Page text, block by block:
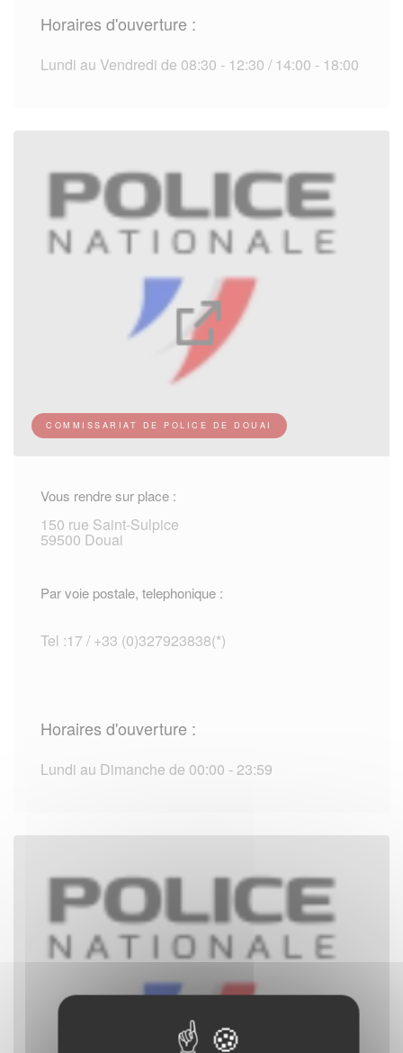
Horaires d'ouverture :
Lundi au Vendredi de 08:30 - 12:30 / 14:00 - 18:00
COMMISSARIAT DE POLICE DE DOUAI
Vous rendre sur place :
150 rue Saint-Sulpice
59500 Douai
Par voie postale, telephonique :
Tel :17 / +33 (0)327923838(*)
Horaires d'ouverture :
Lundi au Dimanche de 00:00 - 23:59